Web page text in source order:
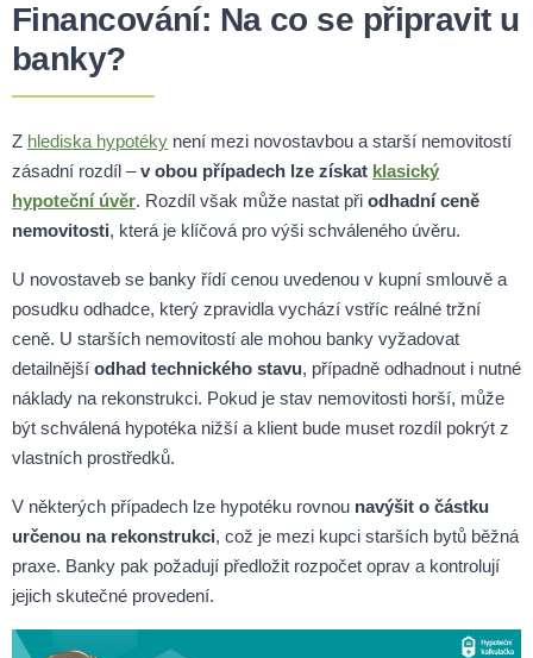
Financování: Na co se připravit u
banky?
Z hlediska hypotéky není mezi novostavbou a starší nemovitostí
zásadní rozdíl –v obou případech lze získat klasický
hypoteční úvěr. Rozdíl však může nastat při odhadní ceně
nemovitosti, která je klíčová pro výši schváleného úvěru.
U novostaveb se banky řídí cenou uvedenou v kupní smlouvě a
posudku odhadce, který zpravidla vychází vstříc reálné tržní
ceně. U starších nemovitostí ale mohou banky vyžadovat
detailnější odhad technického stavu, případně odhadnout i nutné
náklady na rekonstrukci. Pokud je stav nemovitosti horší, může
být schválená hypotéka nižší a klient bude muset rozdíl pokrýt z
vlastních prostředků.
V některých případech lze hypotéku rovnou navýšit o částku
určenou na rekonstrukci, což je mezi kupci starších bytů běžná
praxe. Banky pak požadují předložit rozpočet oprav a kontrolují
jejich skutečné provedení.